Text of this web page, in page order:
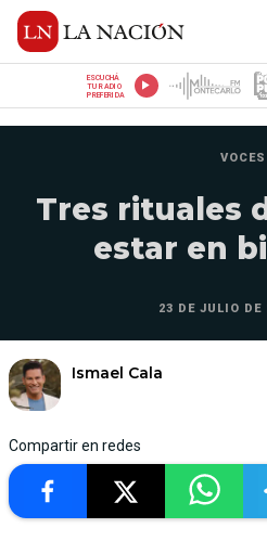
ESCUCHÁ
TU RADIO
PREFERIDA
VOCES
Tres rituales
estar en
23 DE JULIO DE
Ismael Cala
Compartir en redes